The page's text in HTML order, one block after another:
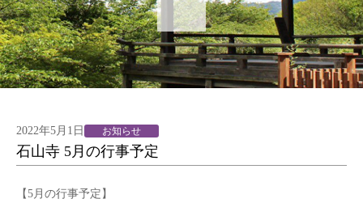
2022年5月1日 お知らせ
石山寺 5月の行事予定
【5月の行事予定】